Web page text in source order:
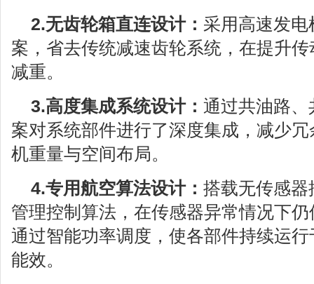
2.无齿轮箱直连设计： 采用高速发
案，省去传统减速齿轮系统，在提升
减重。
3.高度集成系统设计： 通过共油路
案对系统部件进行了深度集成，减少
机重量与空间布局。
4.专用航空算法设计： 搭载无传感
管理控制算法，在传感器异常情况下
通过智能功率调度，使各部件持续运
能效。